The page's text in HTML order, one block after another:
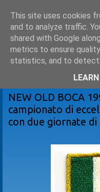
NEW OLD BOCA
campionato di
con due giornate di
This site uses cookies
and to analyze traffic.
shared with Google
metrics to ensure
statistics, and to detect